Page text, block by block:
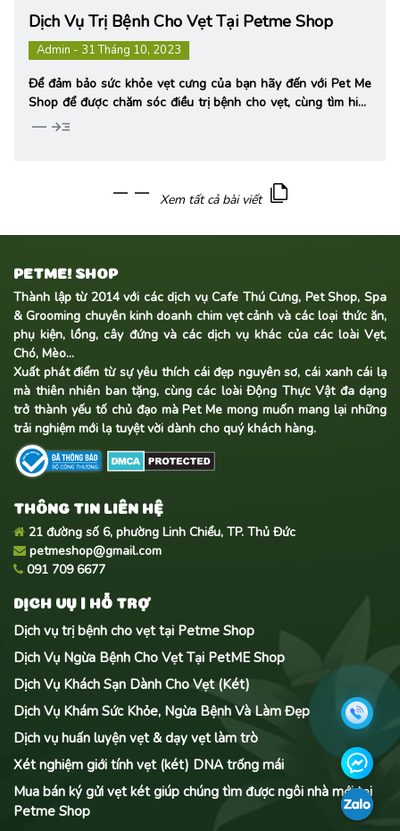
Dịch Vụ Trị Bệnh Cho Vẹt Tại Petme Shop
Admin - 31 Tháng 10, 2023
Để đảm bảo sức khỏe vẹt cưng của bạn hãy đến với Pet Me
Shop để được chăm sóc điều trị bệnh cho vẹt, cùng tìm hiểu
các loại bệnh và biểu hiện của từng loại bệnh để chăm sóc
horizontal_rule read_more
horizontal_rule horizontal_rule Xem tất cả bài viết file_copy
PETME! SHOP
Thành lập từ 2014 với các dịch vụ Cafe Thú Cưng, Pet Shop, Spa
& Grooming chuyên kinh doanh chim vẹt cảnh và các loại thức ăn,
phụ kiện, lồng, cây đứng và các dịch vụ khác của các loài Vẹt,
Chó, Mèo...
Xuất phát điểm từ sự yêu thích cái đẹp nguyên sơ, cái xanh cái lạ
mà thiên nhiên ban tặng, cùng các loài Động Thực Vật đa dạng
trở thành yếu tố chủ đạo mà Pet Me mong muốn mang lại những
trải nghiệm mới lạ tuyệt vời dành cho quý khách hàng.
THÔNG TIN LIÊN HỆ
21 đường số 6, phường Linh Chiểu, TP. Thủ Đức
petmeshop@gmail.com
091 709 6677
DỊCH VỤ | HỖ TRỢ
Dịch vụ trị bệnh cho vẹt tại Petme Shop
Dịch Vụ Ngừa Bệnh Cho Vẹt Tại PetME Shop
Dịch Vụ Khách Sạn Dành Cho Vẹt (Két)
Dịch Vụ Khám Sức Khỏe, Ngừa Bệnh Và Làm Đẹp
Dịch vụ huấn luyện vẹt & dạy vẹt làm trò
Xét nghiệm giới tính vẹt (két) DNA trống mái
Mua bán ký gửi vẹt két giúp chúng tìm được ngôi nhà mới tại
Petme Shop